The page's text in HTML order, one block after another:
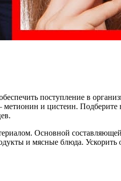
поступление в
и цистеин.
Основной
и мясные блюда.